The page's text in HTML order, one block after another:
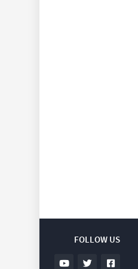
FOLLOW US